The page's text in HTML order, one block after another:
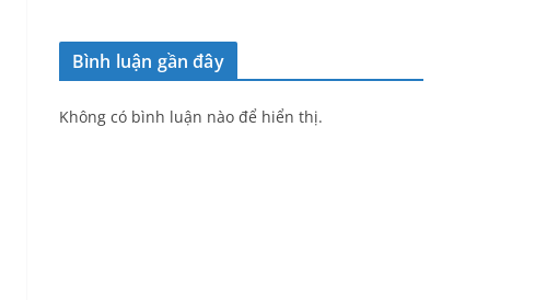
Bình luận gần đây
Không có bình luận nào để hiển thị.